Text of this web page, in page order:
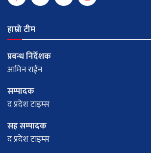
हाम्रो टीम
प्रबन्ध निर्देशक
आमिन राईन
सम्पादक
द प्रदेश टाइम्स
सह सम्पादक
द प्रदेश टाइम्स